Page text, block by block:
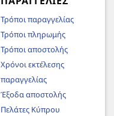
Τρόποι παραγγελίας
Τρόποι πληρωμής
Τρόποι αποστολής
Χρόνοι εκτέλεσης
παραγγελίας
Έξοδα αποστολής
Πελάτες Κύπρου